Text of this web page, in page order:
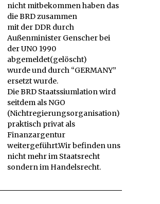
nicht mitbekommen haben das
die BRD zusammen
mit der DDR durch
Außenminister Genscher bei
der UNO 1990
abgemeldet(gelöscht)
wurde und durch “GERMANY”
ersetzt wurde.
Die BRD Staatssiumlation wird
seitdem als NGO
(Nichtregierungsorganisation)
praktisch privat als
Finanzargentur
weitergeführt.Wir befinden uns
nicht mehr im Staatsrecht
sondern im Handelsrecht.